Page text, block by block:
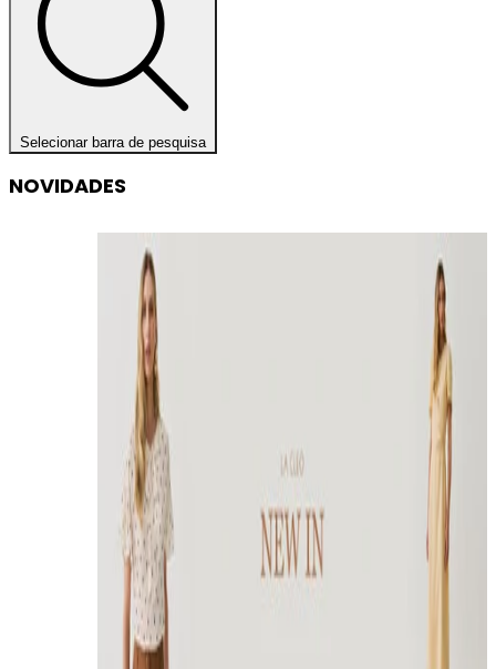
Selecionar barra de pesquisa
NOVIDADES